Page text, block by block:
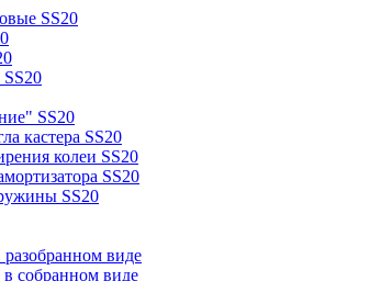
SS20
SS20
кастера SS20
колеи SS20
SS20
SS20
виде
собранном виде